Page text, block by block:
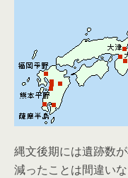
縄文後期には遺跡数
減ったことは間違い